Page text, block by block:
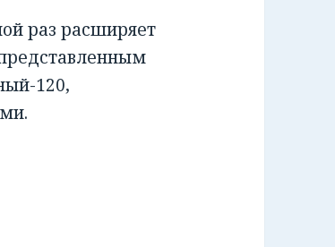
раз расширяет
120,